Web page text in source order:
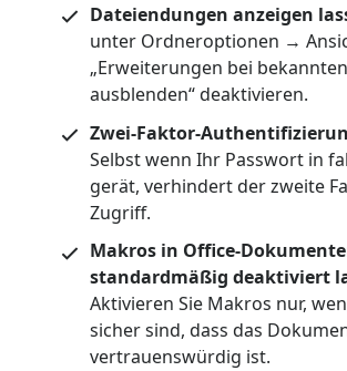
Dateiendungen anzeigen
unter Ordneroptionen →
„Erweiterungen bei
ausblenden“ deaktivieren.
Zwei-Faktor-
Selbst wenn Ihr Passwort in
gerät, verhindert der zweite
Zugriff.
Makros in Office-
standardmäßig deaktiviert
Aktivieren Sie Makros nur,
sicher sind, dass das
vertrauenswürdig ist.